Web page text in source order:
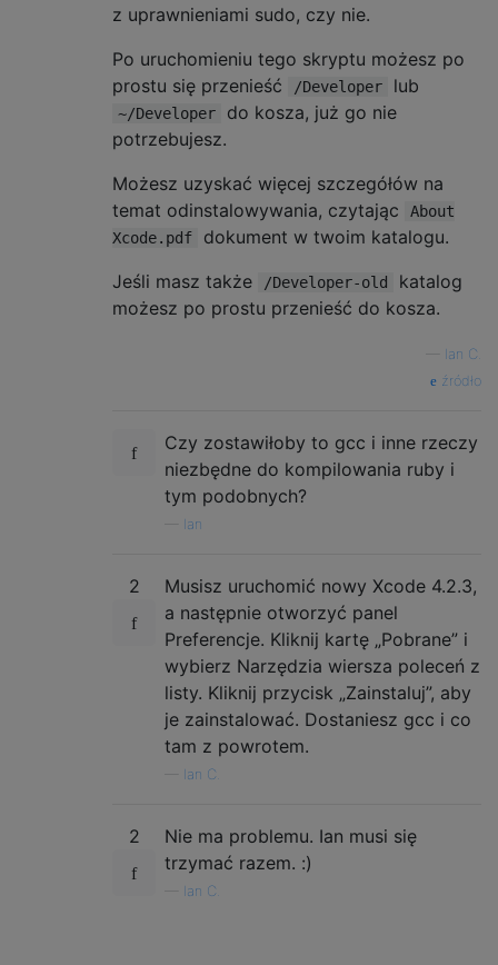
z uprawnieniami sudo, czy nie.
Po uruchomieniu tego skryptu możesz po
prostu się przenieść
/Developer lub
~/Developer
do kosza, już go nie
potrzebujesz.
Możesz uzyskać więcej szczegółów na
temat odinstalowywania, czytając
About
Xcode.pdf
dokument w twoim katalogu.
Jeśli masz także
/Developer-old
katalog
możesz po prostu przenieść do kosza.
Ian C.
źródło
Czy zostawiłoby to gcc i inne rzeczy
niezbędne do kompilowania ruby ​​i
tym podobnych?
Ian
2
Musisz uruchomić nowy Xcode 4.2.3,
a następnie otworzyć panel
Preferencje. Kliknij kartę „Pobrane” i
wybierz Narzędzia wiersza poleceń z
listy. Kliknij przycisk „Zainstaluj”, aby
je zainstalować. Dostaniesz gcc i co
tam z powrotem.
Ian C.
2
Nie ma problemu. Ian musi się
trzymać razem. :)
Ian C.